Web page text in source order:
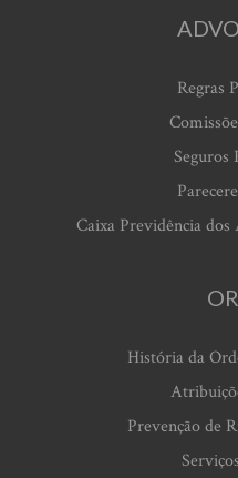
Regras
Seguros
Caixa Previdência dos
História da
Prevenção de